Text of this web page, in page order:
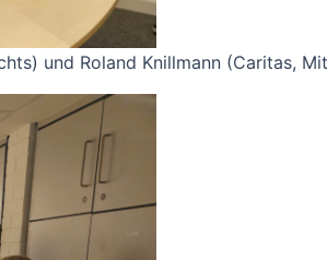
und Roland Knillmann (Caritas,